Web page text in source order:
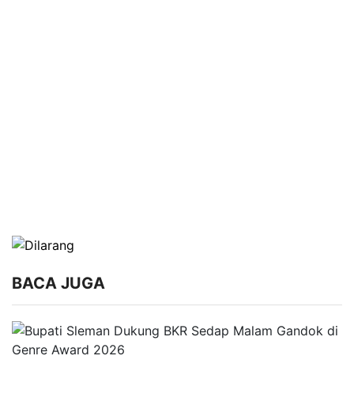
BACA JUGA